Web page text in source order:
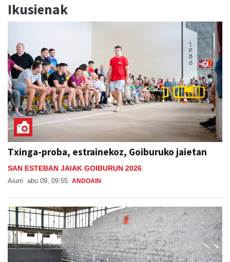
Ikusienak
Txinga-proba, estrainekoz, Goiburuko jaietan
SAN ESTEBAN JAIAK GOIBURUN 2026
Aiurri abu 09, 09:55 ANDOAIN